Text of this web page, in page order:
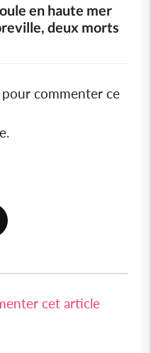
en haute mer
deux morts
commenter ce
cet article